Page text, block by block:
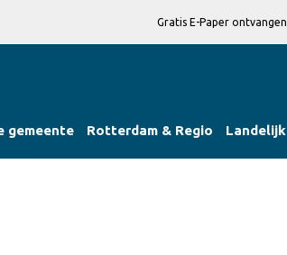
Gratis E-Paper
gemeente Rotterdam & Regio Landelijk